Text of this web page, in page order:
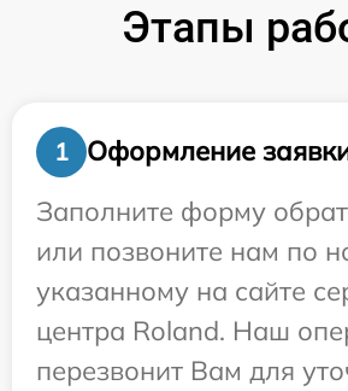
Этапы
1
Оформление
Заполните форму
или позвоните нам по
указанному на сайте
центра Roland. Наш
перезвонит Вам для